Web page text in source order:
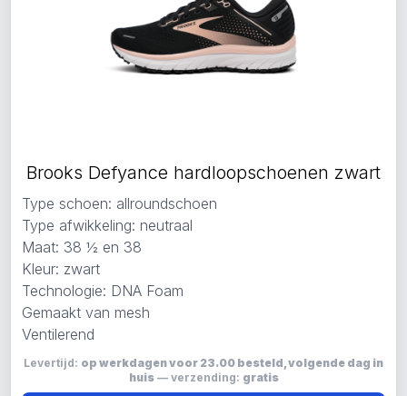
Brooks Defyance hardloopschoenen zwart
Type schoen: allroundschoen
Type afwikkeling: neutraal
Maat: 38 ½ en 38
Kleur: zwart
Technologie: DNA Foam
Gemaakt van mesh
Ventilerend
Levertijd: op werkdagen voor 23.00 besteld, volgende dag in
huis— verzending: gratis